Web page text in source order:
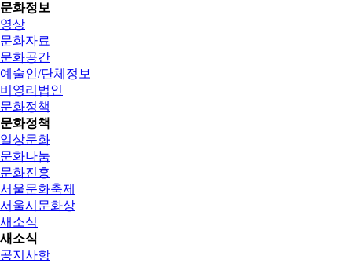
문화정보
영상
문화자료
문화공간
예술인/단체정보
비영리법인
문화정책
문화정책
일상문화
문화나눔
문화진흥
서울문화축제
서울시문화상
새소식
새소식
공지사항